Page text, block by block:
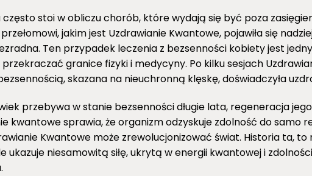
stoi w obliczu chorób, które wydają się być poza
jakim jest Uzdrawianie Kwantowe, pojawiła się
Ten przypadek leczenia z bezsenności kobiety jest
przekraczać granice fizyki i medycyny. Po kilku sesjach
skazana na nieuchronną klęskę, doświadczyła
przebywa w stanie bezsenności długie lata, regeneracja
kwantowe sprawia, że organizm odzyskuje zdolność do
Kwantowe może zrewolucjonizować świat. Historia ta,
ukazuje niesamowitą siłę, ukrytą w energii kwantowej i